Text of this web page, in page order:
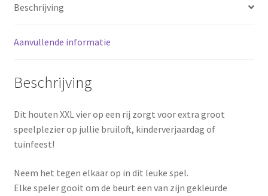
Beschrijving
Aanvullende informatie
Beschrijving
Dit houten XXL vier op een rij zorgt voor extra groot
speelplezier op jullie bruiloft, kinderverjaardag of
tuinfeest!
Neem het tegen elkaar op in dit leuke spel.
Elke speler gooit om de beurt een van zijn gekleurde